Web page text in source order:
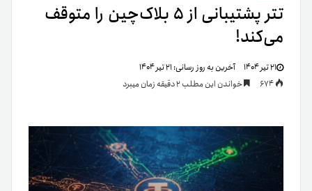
تتر پشتیبانی از ۵ بلاک‌چین را متوقف
می‌کند!
۲۱ تیر ۱۴۰۴ آخرین به روز رسانی:۲۱ تیر ۱۴۰۴
خواندن این مطلب 2 دقیقه زمان میبرد